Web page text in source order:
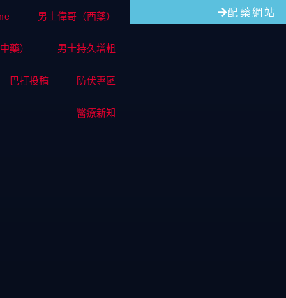
男士偉哥（西藥）
藥） 男士持久增粗
巴打投稿 防伏專區
醫療新知
配藥網站